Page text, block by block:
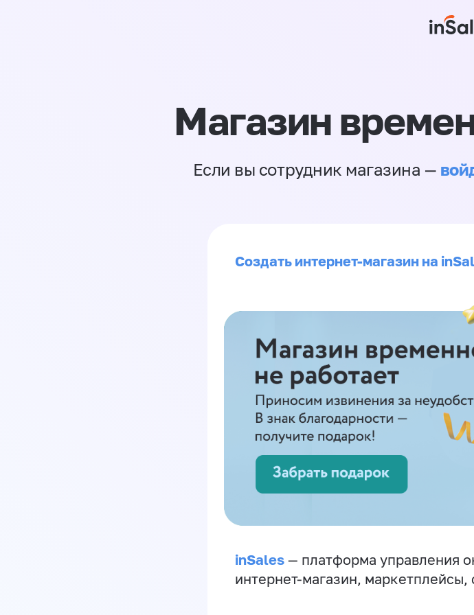
Магазин
Если вы сотрудник магазина —
Создать интернет-магазин на
inSales — платформа управления
интернет-магазин,